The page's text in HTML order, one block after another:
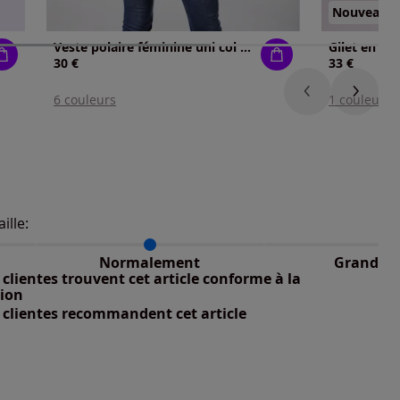
Veste polaire féminine uni col à revers
30 €
6 couleurs
Nouveau
33 €
1 couleur
Normalement Grand
taillant selon les avis clients
: 3%
clientes trouvent cet article conforme à la
clientes recommandent cet article